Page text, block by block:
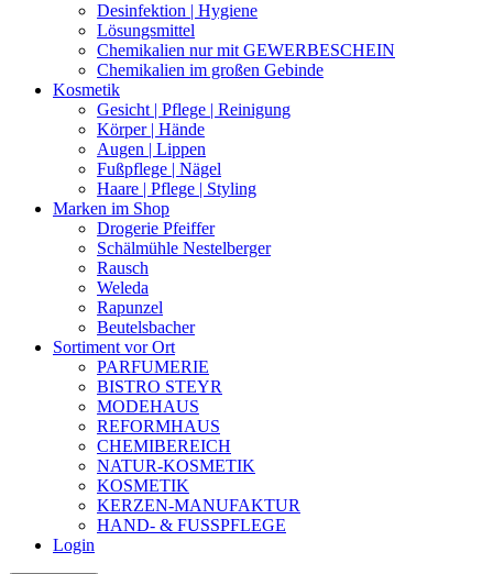
Desinfektion | Hygiene
Lösungsmittel
Chemikalien nur mit GEWERBESCHEIN
Chemikalien im großen Gebinde
Kosmetik
Gesicht | Pflege | Reinigung
Körper | Hände
Augen | Lippen
Fußpflege | Nägel
Haare | Pflege | Styling
Marken im Shop
Drogerie Pfeiffer
Schälmühle Nestelberger
Rausch
Weleda
Rapunzel
Beutelsbacher
Sortiment vor Ort
PARFUMERIE
BISTRO STEYR
MODEHAUS
REFORMHAUS
CHEMIBEREICH
NATUR-KOSMETIK
KOSMETIK
KERZEN-MANUFAKTUR
HAND- & FUSSPFLEGE
Login